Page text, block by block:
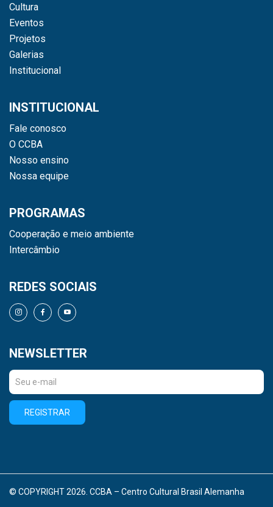
Cultura
Eventos
Projetos
Galerias
Institucional
INSTITUCIONAL
Fale conosco
O CCBA
Nosso ensino
Nossa equipe
PROGRAMAS
Cooperação e meio ambiente
Intercâmbio
REDES SOCIAIS
NEWSLETTER
REGISTRAR
© COPYRIGHT 2026. CCBA – Centro Cultural Brasil Alemanha